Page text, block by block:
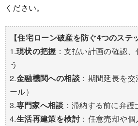
ください。
【住宅ローン破産を防ぐ4つのステ
1.現状の把握 ：支払い計画の確認
う
2.金融機関への相談 ：期間延長を
ール）
3.専門家へ相談 ：滞納する前に弁
4.生活再建策を検討：任意売却や